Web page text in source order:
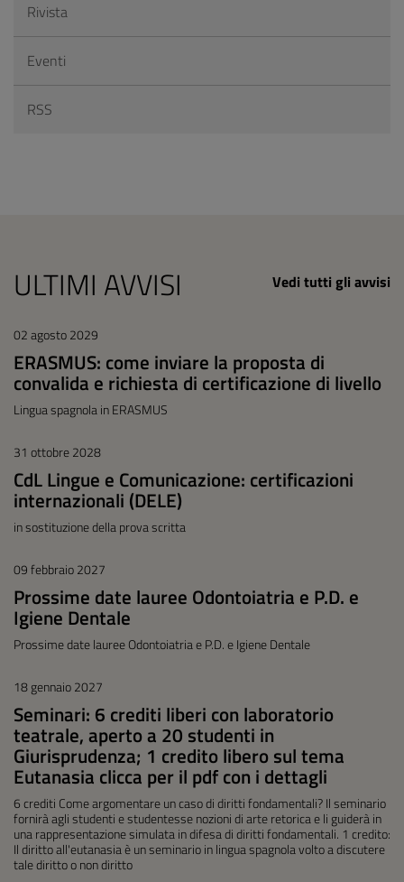
Rivista
Eventi
RSS
ULTIMI AVVISI Vedi tutti gli avvisi
02 agosto 2029
ERASMUS: come inviare la proposta di
convalida e richiesta di certificazione di livello
Lingua spagnola in ERASMUS
31 ottobre 2028
CdL Lingue e Comunicazione: certificazioni
internazionali (DELE)
in sostituzione della prova scritta
09 febbraio 2027
Prossime date lauree Odontoiatria e P.D. e
Igiene Dentale
Prossime date lauree Odontoiatria e P.D. e Igiene Dentale
18 gennaio 2027
Seminari: 6 crediti liberi con laboratorio
teatrale, aperto a 20 studenti in
Giurisprudenza; 1 credito libero sul tema
Eutanasia clicca per il pdf con i dettagli
6 crediti Come argomentare un caso di diritti fondamentali? Il seminario
fornirà agli studenti e studentesse nozioni di arte retorica e li guiderà in
una rappresentazione simulata in difesa di diritti fondamentali. 1 credito:
Il diritto all'eutanasia è un seminario in lingua spagnola volto a discutere
tale diritto o non diritto